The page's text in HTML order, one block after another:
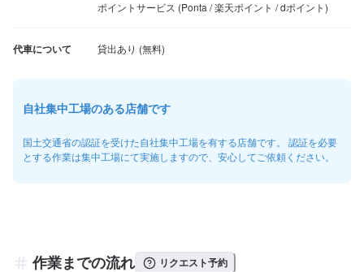
ポイントサービス (Ponta / 楽天ポイント / dポイント)
代車について
自社集中工場のある店舗です
国土交通省の認証を受けた自社集中工場を有する店舗です。 認証を必要
とする作業は集中工場にて実施しますので、安心してご依頼ください。
作業までの流れ リクエスト予約